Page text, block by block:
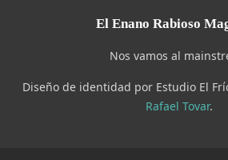
El Enano Rabioso
Nos vamos al
Diseño de identidad por Estudio El
Rafael Tovar.